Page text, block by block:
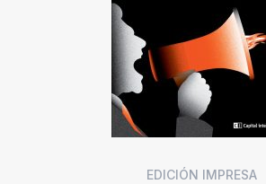
EDICIÓN IMPRESA